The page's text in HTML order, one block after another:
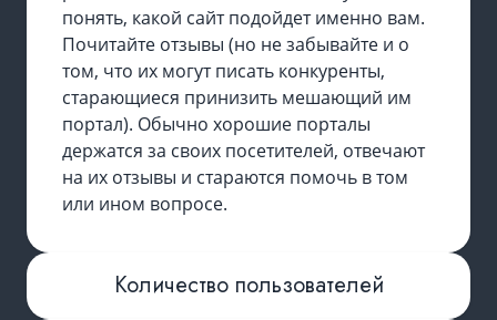
понять, какой сайт подойдет именно вам.
Почитайте отзывы (но не забывайте и о
том, что их могут писать конкуренты,
старающиеся принизить мешающий им
портал). Обычно хорошие порталы
держатся за своих посетителей, отвечают
на их отзывы и стараются помочь в том
или ином вопросе.
Количество пользователей